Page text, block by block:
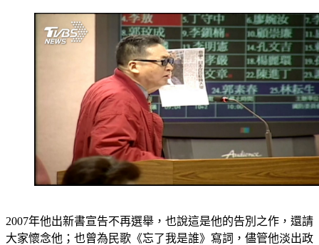
2007年他出新書宣告不再選舉，也說這是他的告別之作，還請
大家懷念他；也曾為民歌《忘了我是誰》寫詞，儘管他淡出政